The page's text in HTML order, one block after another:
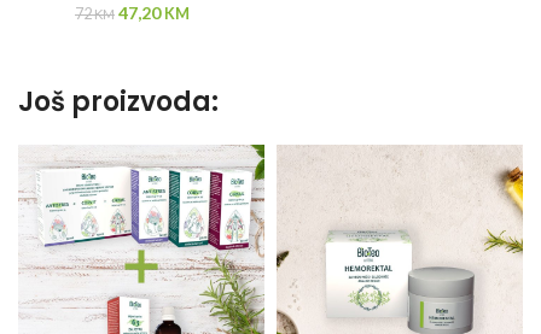
72KM 47,20 KM
Još proizvoda: